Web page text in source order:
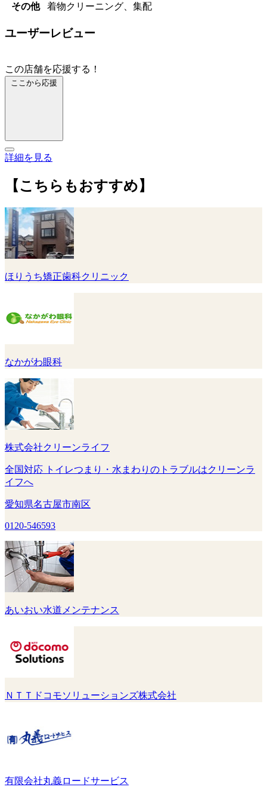
その他
着物クリーニング、集配
ユーザーレビュー
この店舗を応援する！
ここから応援
詳細を見る
【こちらもおすすめ】
ほりうち矯正歯科クリニック
なかがわ眼科
株式会社クリーンライフ
全国対応 トイレつまり・水まわりのトラブルはクリーンラ
イフへ
愛知県名古屋市南区
0120-546593
あいおい水道メンテナンス
ＮＴＴドコモソリューションズ株式会社
有限会社丸義ロードサービス